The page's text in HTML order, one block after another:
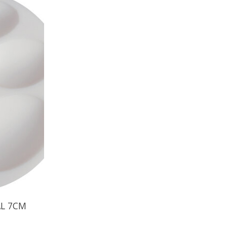
7CM